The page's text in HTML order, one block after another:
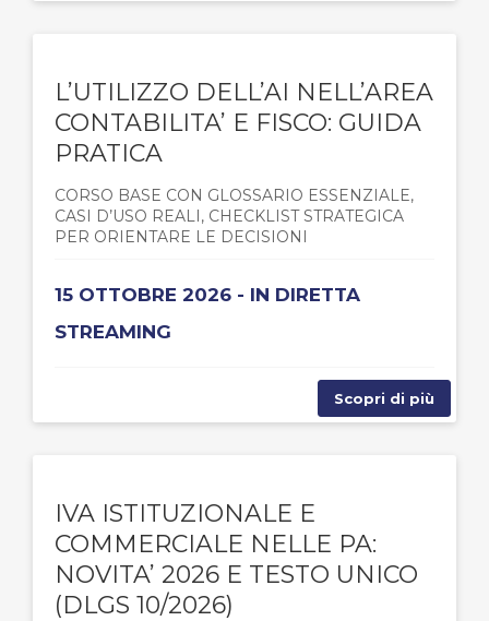
L’UTILIZZO DELL’AI NELL’AREA
CONTABILITA’ E FISCO: GUIDA
PRATICA
CORSO BASE CON GLOSSARIO ESSENZIALE,
CASI D’USO REALI, CHECKLIST STRATEGICA
PER ORIENTARE LE DECISIONI
15 OTTOBRE 2026 - IN DIRETTA
STREAMING
Scopri di più
IVA ISTITUZIONALE E
COMMERCIALE NELLE PA:
NOVITA’ 2026 E TESTO UNICO
(DLGS 10/2026)